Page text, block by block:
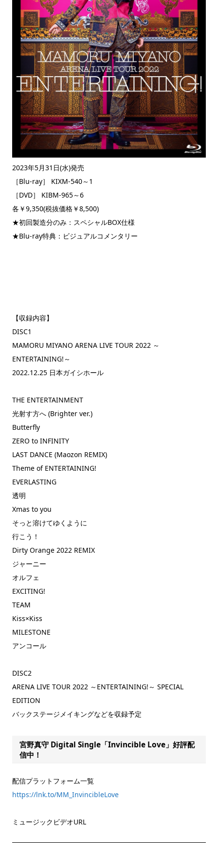
2023年5月31日(水)発売
［Blu-ray］ KIXM-540～1
［DVD］ KIBM-965～6
各￥9,350(税抜価格￥8,500)
★初回製造分のみ：スペシャルBOX仕様
★Blu-ray特典：ビジュアルコメンタリー
【収録内容】
DISC1
MAMORU MIYANO ARENA LIVE TOUR 2022 ～
ENTERTAINING!～
2022.12.25 日本ガイシホール
THE ENTERTAINMENT
光射す方へ (Brighter ver.)
Butterfly
ZERO to INFINITY
LAST DANCE (Maozon REMIX)
Theme of ENTERTAINING!
EVERLASTING
透明
Xmas to you
そっと溶けてゆくように
行こう！
Dirty Orange 2022 REMIX
ジャーニー
オルフェ
EXCITING!
TEAM
Kiss×Kiss
MILESTONE
アンコール
DISC2
ARENA LIVE TOUR 2022 ～ENTERTAINING!～ SPECIAL
EDITION
バックステージメイキングなどを収録予定
宮野真守 Digital Single「Invincible Love」好評配
信中！
配信プラットフォーム一覧
https://lnk.to/MM_InvincibleLove
ミュージックビデオURL